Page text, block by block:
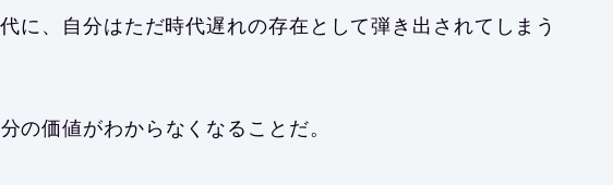
に、自分はただ時代遅れの存在として弾き出されてしまう
の価値がわからなくなること だ。